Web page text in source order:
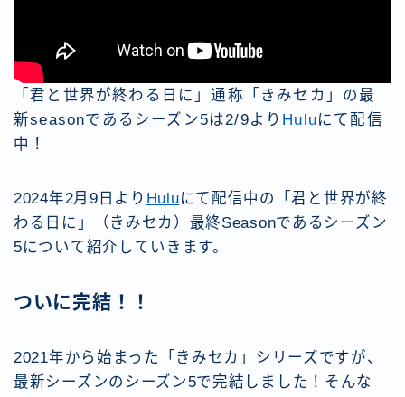
「君と世界が終わる日に」通称「きみセカ」の最
新seasonであるシーズン5は2/9より Huluにて配信
中！
2024年2月9日より Huluにて配信中の「君と世界が終
わる日に」（きみセカ）最終Seasonであるシーズン
5について紹介していきます。
ついに完結！！
2021年から始まった「きみセカ」シリーズですが、
最新シーズンのシーズン5で完結しました！そんな